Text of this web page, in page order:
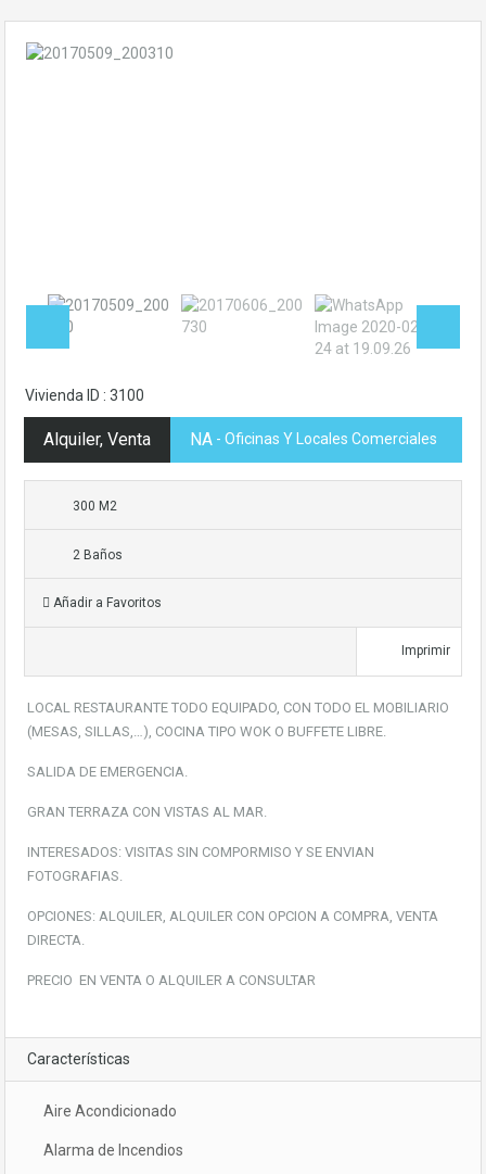
Vivienda ID : 3100
Alquiler, Venta NA - Oficinas Y Locales Comerciales
300 M2
2 Baños
Añadir a Favoritos
Imprimir
LOCAL RESTAURANTE TODO EQUIPADO, CON TODO EL MOBILIARIO
(MESAS, SILLAS,…), COCINA TIPO WOK O BUFFETE LIBRE.
SALIDA DE EMERGENCIA.
GRAN TERRAZA CON VISTAS AL MAR.
INTERESADOS: VISITAS SIN COMPORMISO Y SE ENVIAN
FOTOGRAFIAS.
OPCIONES: ALQUILER, ALQUILER CON OPCION A COMPRA, VENTA
DIRECTA.
PRECIO EN VENTA O ALQUILER A CONSULTAR
Características
Aire Acondicionado
Alarma de Incendios